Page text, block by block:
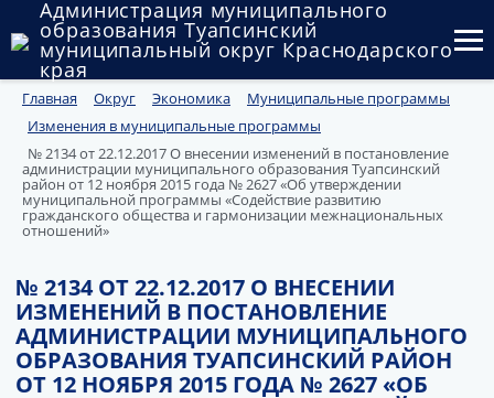
Администрация муниципального
образования Туапсинский
муниципальный округ Краснодарского
края
Округ
Администрация
Муниципальные закупки
Муниципальное имущество
Публичные слушания и общественные обсуждения
Главная Округ Экономика
Муниципальные программы
Изменения в муниципальные программы
№ 2134 от 22.12.2017 О внесении изменений в постановление
администрации муниципального образования Туапсинский
район от 12 ноября 2015 года № 2627 «Об утверждении
муниципальной программы «Содействие развитию
гражданского общества и гармонизации межнациональных
отношений»
№ 2134 ОТ 22.12.2017 О ВНЕСЕНИИ
ИЗМЕНЕНИЙ В ПОСТАНОВЛЕНИЕ
АДМИНИСТРАЦИИ МУНИЦИПАЛЬНОГО
ОБРАЗОВАНИЯ ТУАПСИНСКИЙ РАЙОН
ОТ 12 НОЯБРЯ 2015 ГОДА № 2627 «ОБ